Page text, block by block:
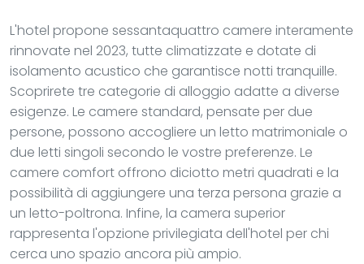
L'hotel propone sessantaquattro camere interamente
rinnovate nel 2023, tutte climatizzate e dotate di
isolamento acustico che garantisce notti tranquille.
Scoprirete tre categorie di alloggio adatte a diverse
esigenze. Le camere standard, pensate per due
persone, possono accogliere un letto matrimoniale o
due letti singoli secondo le vostre preferenze. Le
camere comfort offrono diciotto metri quadrati e la
possibilità di aggiungere una terza persona grazie a
un letto-poltrona. Infine, la camera superior
rappresenta l'opzione privilegiata dell'hotel per chi
cerca uno spazio ancora più ampio.